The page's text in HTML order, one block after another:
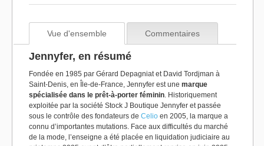
Vue d'ensemble Commentaires
Jennyfer, en résumé
Fondée en 1985 par Gérard Depagniat et David Tordjman à
Saint-Denis, en Île-de-France, Jennyfer est une marque
spécialisée dans le prêt-à-porter féminin. Historiquement
exploitée par la société Stock J Boutique Jennyfer et passée
sous le contrôle des fondateurs de Celio en 2005, la marque a
connu d’importantes mutations. Face aux difficultés du marché
de la mode, l’enseigne a été placée en liquidation judiciaire au